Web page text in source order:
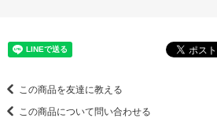
この商品を友達に教える
この商品について問い合わせる